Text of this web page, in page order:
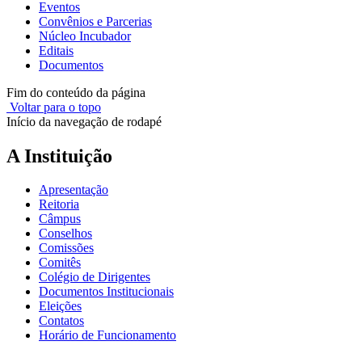
Eventos
Convênios e Parcerias
Núcleo Incubador
Editais
Documentos
Fim do conteúdo da página
Voltar para o topo
Início da navegação de rodapé
A Instituição
Apresentação
Reitoria
Câmpus
Conselhos
Comissões
Comitês
Colégio de Dirigentes
Documentos Institucionais
Eleições
Contatos
Horário de Funcionamento